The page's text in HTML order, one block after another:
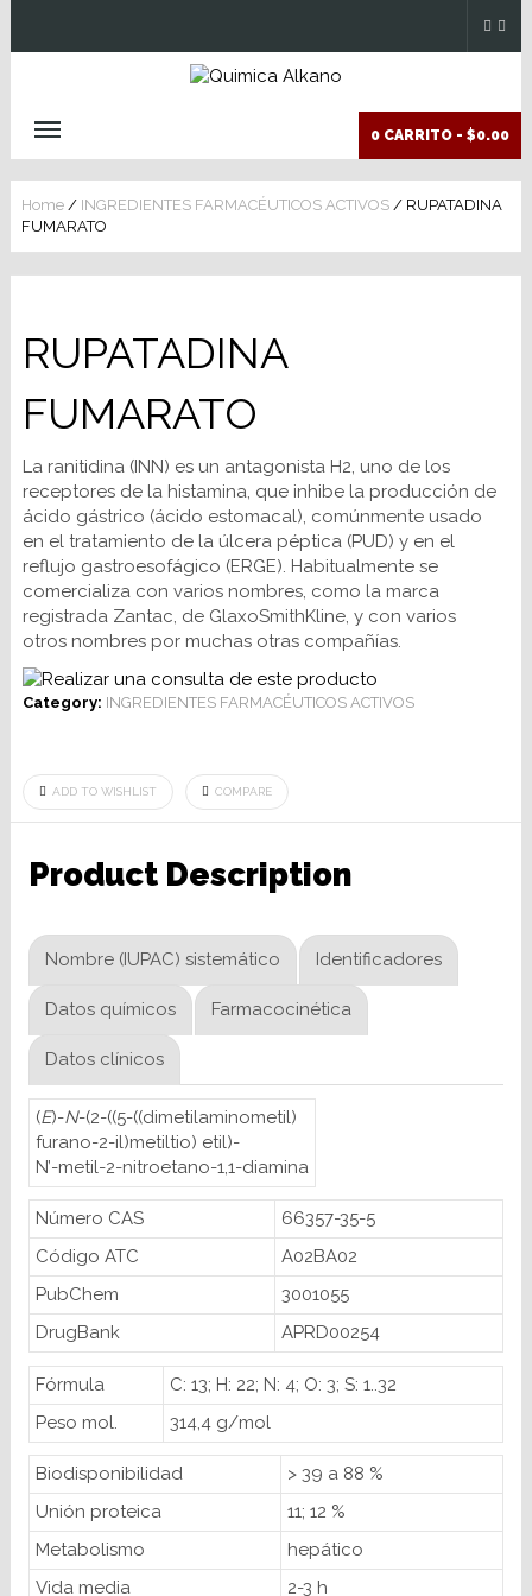
0 CARRITO - $0.00
Home / INGREDIENTES FARMACÉUTICOS ACTIVOS / RUPATADINA
FUMARATO
RUPATADINA
FUMARATO
La ranitidina (INN) es un antagonista H2, uno de los
receptores de la histamina, que inhibe la producción de
ácido gástrico (ácido estomacal), comúnmente usado
en el tratamiento de la úlcera péptica (PUD) y en el
reflujo gastroesofágico (ERGE). Habitualmente se
comercializa con varios nombres, como la marca
registrada Zantac, de GlaxoSmithKline, y con varios
otros nombres por muchas otras compañías.
Category: INGREDIENTES FARMACÉUTICOS ACTIVOS
ADD TO WISHLIST COMPARE
Product Description
Nombre (IUPAC) sistemático Identificadores
Datos químicos Farmacocinética
Datos clínicos
(E)-N-(2-((5-((dimetilaminometil)
furano-2-il)metiltio) etil)-
N’-metil-2-nitroetano-1,1-diamina
Número CAS
66357-35-5
Código ATC
A02BA02
PubChem
3001055
DrugBank
APRD00254
Fórmula
C: 13; H: 22; N: 4; O: 3; S: 1..32
Peso mol.
314,4 g/mol
Biodisponibilidad
> 39 a 88 %
Unión proteica
11; 12 %
Metabolismo
hepático
Vida media
2-3 h